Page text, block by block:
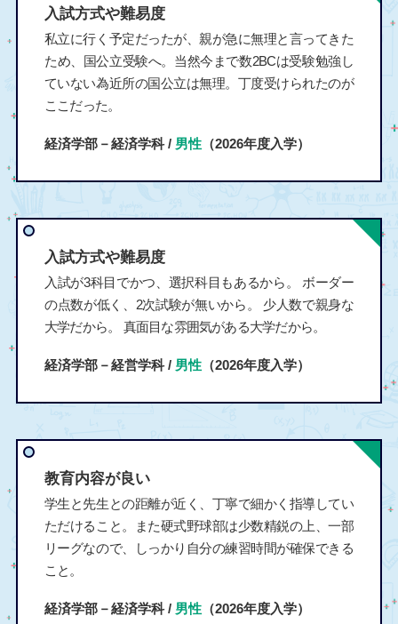
入試方式や難易度
私立に行く予定だったが、親が急に無理と言ってきた
ため、国公立受験へ。当然今まで数2BCは受験勉強し
ていない為近所の国公立は無理。丁度受けられたのが
ここだった。
経済学部－経済学科 / 男性（2026年度入学）
入試方式や難易度
入試が3科目でかつ、選択科目もあるから。 ボーダー
の点数が低く、2次試験が無いから。 少人数で親身な
大学だから。 真面目な雰囲気がある大学だから。
経済学部－経営学科 / 男性（2026年度入学）
教育内容が良い
学生と先生との距離が近く、丁寧で細かく指導してい
ただけること。また硬式野球部は少数精鋭の上、一部
リーグなので、しっかり自分の練習時間が確保できる
こと。
経済学部－経済学科 / 男性（2026年度入学）